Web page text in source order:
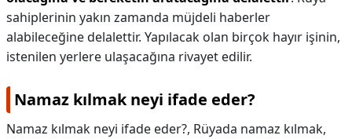
sahiplerinin yakın zamanda müjdeli haberler
alabileceğine delalettir. Yapılacak olan birçok hayır işinin,
istenilen yerlere ulaşacağına rivayet edilir.
Namaz kılmak neyi ifade eder?
Namaz kılmak neyi ifade eder?, Rüyada namaz kılmak,